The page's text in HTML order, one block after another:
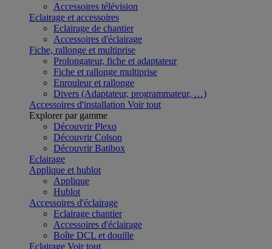
Accessoires télévision
Eclairage et accessoires
Eclairage de chantier
Accessoires d'éclairage
Fiche, rallonge et multiprise
Prolongateur, fiche et adaptateur
Fiche et rallonge multiprise
Enrouleur et rallonge
Divers (Adaptateur, programmateur, …)
Accessoires d'installation Voir tout
Explorer par gamme
Découvrir Plexo
Découvrir Colson
Découvrir Batibox
Eclairage
Applique et hublot
Applique
Hublot
Accessoires d'éclairage
Eclairage chantier
Accessoires d'éclairage
Boîte DCL et douille
Eclairage Voir tout